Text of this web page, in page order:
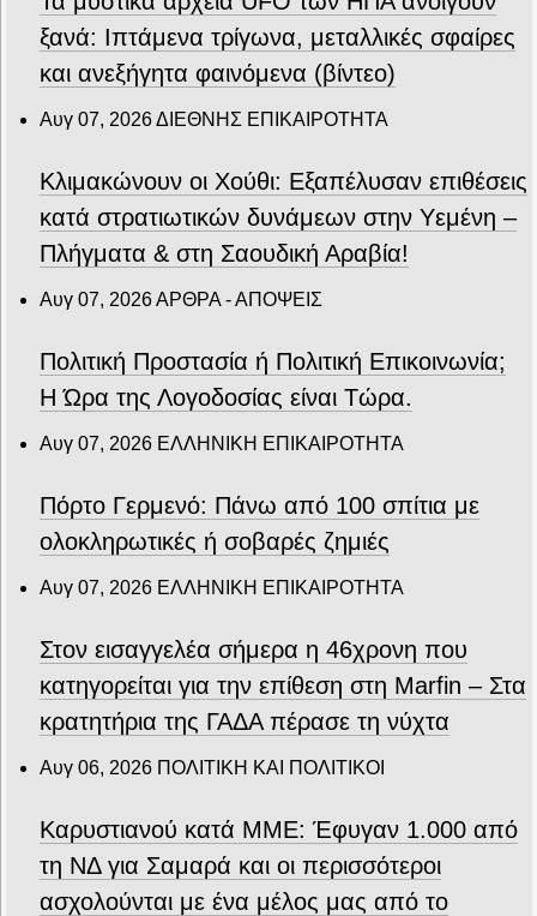
ξανά: Ιπτάμενα τρίγωνα, μεταλλικές σφαίρες
και ανεξήγητα φαινόμενα (βίντεο)
Αυγ 07, 2026ΔΙΕΘΝΗΣ ΕΠΙΚΑΙΡΟΤΗΤΑ
Κλιμακώνουν οι Χούθι: Eξαπέλυσαν επιθέσεις
κατά στρατιωτικών δυνάμεων στην Υεμένη –
Πλήγματα & στη Σαουδική Αραβία!
Αυγ 07, 2026ΑΡΘΡΑ - ΑΠΟΨΕΙΣ
Πολιτική Προστασία ή Πολιτική Επικοινωνία;
Η Ώρα της Λογοδοσίας είναι Τώρα.
Αυγ 07, 2026 ΕΛΛΗΝΙΚΗ ΕΠΙΚΑΙΡΟΤΗΤΑ
Πόρτο Γερμενό: Πάνω από 100 σπίτια με
ολοκληρωτικές ή σοβαρές ζημιές
Αυγ 07, 2026 ΕΛΛΗΝΙΚΗ ΕΠΙΚΑΙΡΟΤΗΤΑ
Στον εισαγγελέα σήμερα η 46χρονη που
κατηγορείται για την επίθεση στη Marfin – Στα
κρατητήρια της ΓΑΔΑ πέρασε τη νύχτα
Αυγ 06, 2026 ΠΟΛΙΤΙΚΗ ΚΑΙ ΠΟΛΙΤΙΚΟΙ
Καρυστιανού κατά ΜΜΕ: Έφυγαν 1.000 από
τη ΝΔ για Σαμαρά και οι περισσότεροι
ασχολούνται με ένα μέλος μας από το